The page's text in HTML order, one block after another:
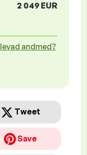
2 049 EUR
andmed?
Tweet
Save